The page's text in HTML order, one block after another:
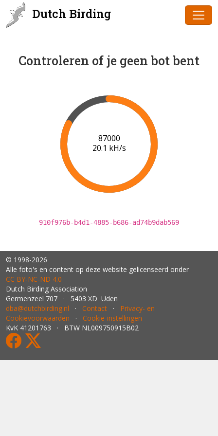
Dutch Birding
Controleren of je geen bot bent
89000
20.1 kH/s
910f976b-b4d1-4885-b686-ad74b9dab569
© 1998-2026
Alle foto's en content op deze website gelicenseerd onder
CC BY‑NC‑ND 4.0
Dutch Birding Association
Germenzeel 707 · 5403 XD Uden
dba@dutchbirding.nl · Contact · Privacy- en
Cookievoorwaarden · Cookie-instellingen
KvK 41201763 · BTW NL009750915B02